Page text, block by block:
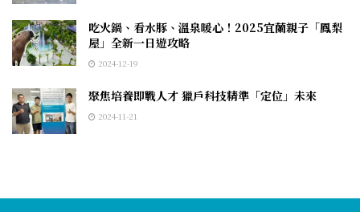
吃火鍋、看水豚、溫泉暖心！2025宜蘭親子「鳳梨
屋」全新一日遊攻略
2024-12-19
聚焦培養即戰人才 獵戶科技精準「定位」未來
2024-11-21